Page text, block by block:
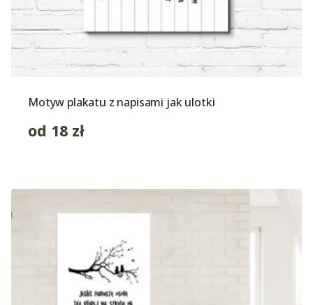
Motyw plakatu z napisami jak ulotki
od 18 zł